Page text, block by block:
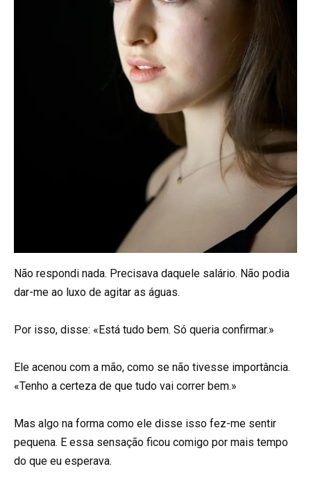
Não respondi nada. Precisava daquele salário. Não podia
dar-me ao luxo de agitar as águas.
Por isso, disse: «Está tudo bem. Só queria confirmar.»
Ele acenou com a mão, como se não tivesse importância.
«Tenho a certeza de que tudo vai correr bem.»
Mas algo na forma como ele disse isso fez-me sentir
pequena. E essa sensação ficou comigo por mais tempo
do que eu esperava.